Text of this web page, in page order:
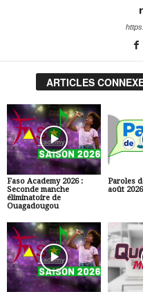
ARTICLES
Faso Academy 2026 :
Seconde manche
éliminatoire de
Ouagadougou
Paroles
août 2026